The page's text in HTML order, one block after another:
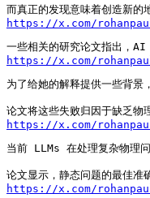
https://x.com/
https://x.com/
为了给她的解释提供一些背景
https://x.com/
当前 LLMs 在处理复杂物理问
https://x.com/